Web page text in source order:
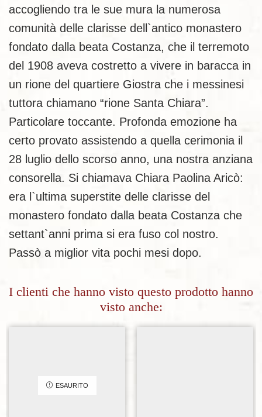
accogliendo tra le sue mura la numerosa
comunità delle clarisse dell`antico monastero
fondato dalla beata Costanza, che il terremoto
del 1908 aveva costretto a vivere in baracca in
un rione del quartiere Giostra che i messinesi
tuttora chiamano “rione Santa Chiara”.
Particolare toccante. Profonda emozione ha
certo provato assistendo a quella cerimonia il
28 luglio dello scorso anno, una nostra anziana
consorella. Si chiamava Chiara Paolina Aricò:
era l`ultima superstite delle clarisse del
monastero fondato dalla beata Costanza che
settant`anni prima si era fuso col nostro.
Passò a miglior vita pochi mesi dopo.
I clienti che hanno visto questo prodotto hanno
visto anche:
ESAURITO